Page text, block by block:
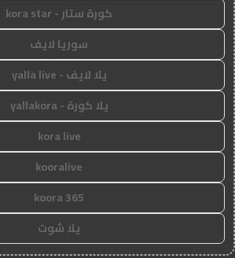
كورة ستار - kora star
سوريا لايف
يلا لايف - yalla live
يلا كورة - yallakora
kora live
kooralive
koora 365
يلا شوت